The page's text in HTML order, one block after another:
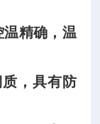
精确，温
，具有防